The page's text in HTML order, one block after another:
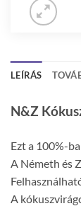
LEÍRÁS
N&Z
Ezt a 100%-
A Németh és
A